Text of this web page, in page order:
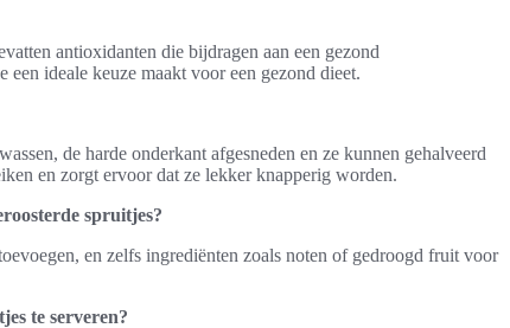
antioxidanten die bijdragen aan een gezond
ideale keuze maakt voor een gezond dieet.
de harde onderkant afgesneden en ze kunnen gehalveerd
en zorgt ervoor dat ze lekker knapperig worden.
spruitjes?
en zelfs ingrediënten zoals noten of gedroogd fruit voor
te serveren?